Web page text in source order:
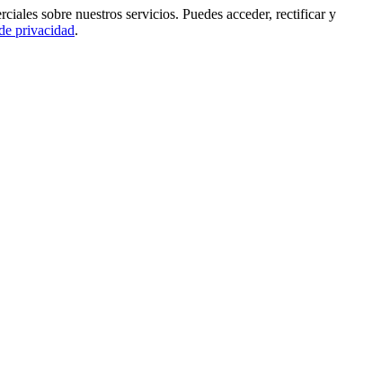
sobre nuestros servicios. Puedes acceder, rectificar y
privacidad.